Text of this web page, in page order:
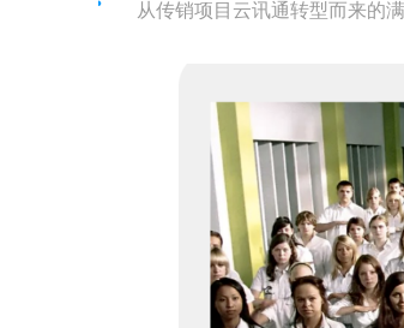
从传销项目云讯通转型而来的满